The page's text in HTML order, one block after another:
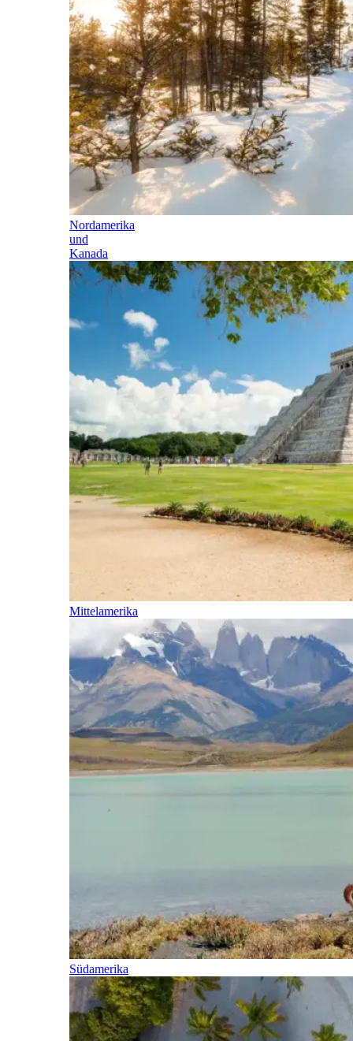
Nordamerika
und
Kanada
Mittelamerika
Südamerika